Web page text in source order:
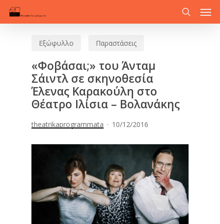
Skip
search
Εξώφυλλο Παραστάσεις
«Φοβάσαι;» του Άνταμ
Σάιντλ σε σκηνοθεσία
Έλενας Καρακούλη στο
Θέατρο Ιλίσια – Βολανάκης
theatrikaprogrammata 10/12/2016